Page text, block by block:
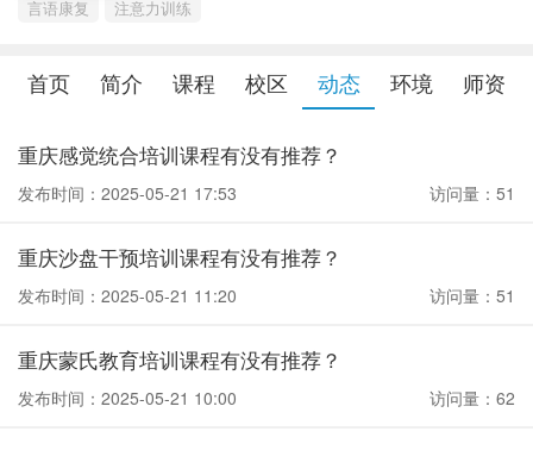
言语康复 注意力训练
首页 简介 课程 校区 动态 环境 师资
重庆感觉统合培训课程有没有推荐？
发布时间：2025-05-21 17:53 访问量：51
重庆沙盘干预培训课程有没有推荐？
发布时间：2025-05-21 11:20 访问量：51
重庆蒙氏教育培训课程有没有推荐？
发布时间：2025-05-21 10:00 访问量：62